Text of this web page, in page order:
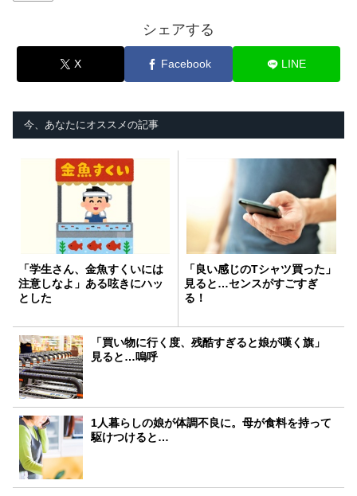
シェアする
X Facebook LINE
今、あなたにオススメの記事
「学生さん、金魚すくいには
注意しなよ」ある呟きにハッ
とした
「良い感じのTシャツ買った」
見ると…センスがすごすぎ
る！
「買い物に行く度、残酷すぎると娘が嘆く旗」
見ると…嗚呼
1人暮らしの娘が体調不良に。母が食料を持って
駆けつけると…